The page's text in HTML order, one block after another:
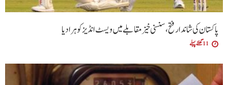
پاکستان کی شاندار فتح،سنسنی خیز مقابلے میں ویسٹ انڈیز کو ہرا دیا
11 گھنٹے پہلے